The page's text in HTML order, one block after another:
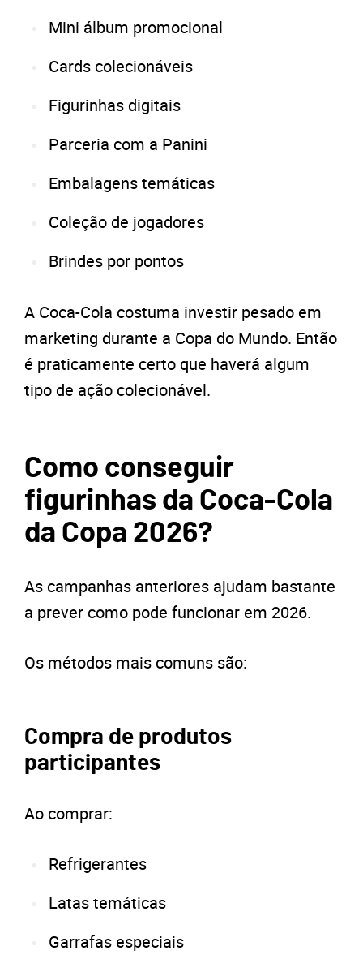
Mini álbum promocional
Cards colecionáveis
Figurinhas digitais
Parceria com a Panini
Embalagens temáticas
Coleção de jogadores
Brindes por pontos
A Coca-Cola costuma investir pesado em
marketing durante a Copa do Mundo. Então
é praticamente certo que haverá algum
tipo de ação colecionável.
Como conseguir
figurinhas da Coca-Cola
da Copa 2026?
As campanhas anteriores ajudam bastante
a prever como pode funcionar em 2026.
Os métodos mais comuns são:
Compra de produtos
participantes
Ao comprar:
Refrigerantes
Latas temáticas
Garrafas especiais